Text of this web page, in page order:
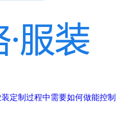
定制过程中需要如何做能控制